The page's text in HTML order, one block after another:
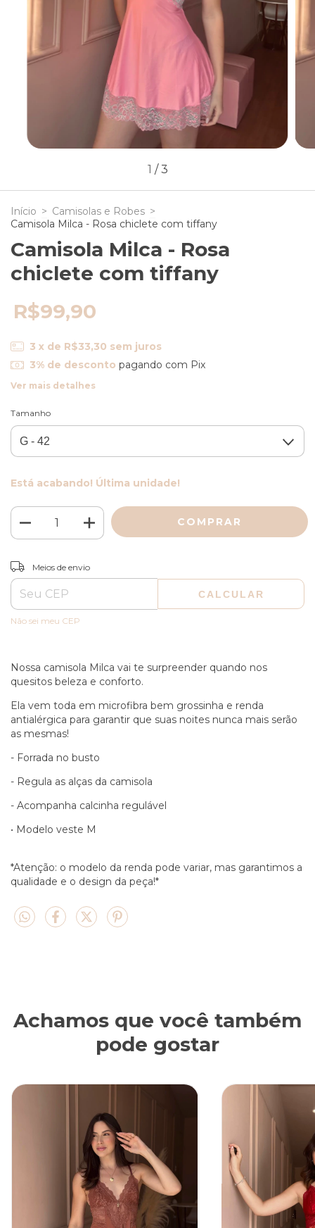
1 /3
Início > Camisolas e Robes >
Camisola Milca - Rosa chiclete com tiffany
Camisola Milca - Rosa
chiclete com tiffany
R$99,90
3 x de R$33,30 sem juros
3% de desconto pagando com Pix
Ver mais detalhes
Tamanho
Está acabando! Última unidade!
Entregas para o CEP:
Meios de envio
CALCULAR
Não sei meu CEP
Nossa camisola Milca vai te surpreender quando nos
quesitos beleza e conforto.
Ela vem toda em microfibra bem grossinha e renda
antialérgica para garantir que suas noites nunca mais serão
as mesmas!
- Forrada no busto
- Regula as alças da camisola
- Acompanha calcinha regulável
• Modelo veste M
*Atenção: o modelo da renda pode variar, mas garantimos a
qualidade e o design da peça!*
Achamos que você também
pode gostar